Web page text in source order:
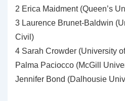
2 Erica Maidment (Queen’s
3 Laurence Brunet-Baldwin
Civil)
4 Sarah Crowder (University
Palma Paciocco (McGill
Jennifer Bond (Dalhousie